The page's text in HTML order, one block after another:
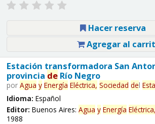
Hacer reserva
Agregar al
Estación transformadora San
provincia deRío Negro
por Agua y Energía Eléctrica, Sociedad del
Idioma: Español
Editor: Buenos Aires: Agua y Energía Eléctrica,
1988